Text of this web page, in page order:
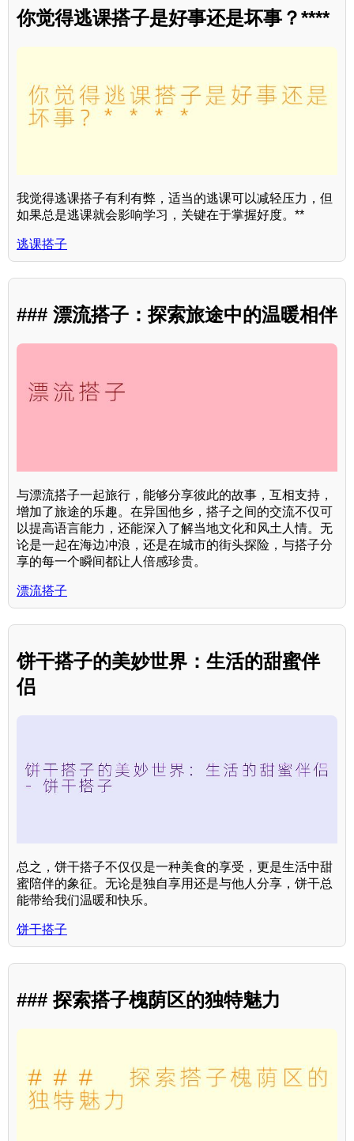
你觉得逃课搭子是好事还是坏事？****
我觉得逃课搭子有利有弊，适当的逃课可以减轻压力，但
如果总是逃课就会影响学习，关键在于掌握好度。**
逃课搭子
### 漂流搭子：探索旅途中的温暖相伴
与漂流搭子一起旅行，能够分享彼此的故事，互相支持，
增加了旅途的乐趣。在异国他乡，搭子之间的交流不仅可
以提高语言能力，还能深入了解当地文化和风土人情。无
论是一起在海边冲浪，还是在城市的街头探险，与搭子分
享的每一个瞬间都让人倍感珍贵。
漂流搭子
饼干搭子的美妙世界：生活的甜蜜伴
侣
总之，饼干搭子不仅仅是一种美食的享受，更是生活中甜
蜜陪伴的象征。无论是独自享用还是与他人分享，饼干总
能带给我们温暖和快乐。
饼干搭子
### 探索搭子槐荫区的独特魅力